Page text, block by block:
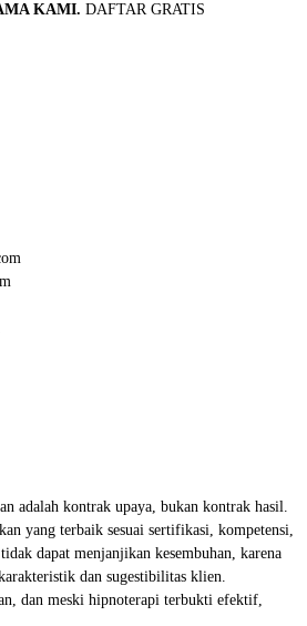
KAMI. DAFTAR GRATIS
adalah kontrak upaya, bukan kontrak hasil.
yang terbaik sesuai sertifikasi, kompetensi,
dapat menjanjikan kesembuhan, karena
dan sugestibilitas klien.
dan meski hipnoterapi terbukti efektif,